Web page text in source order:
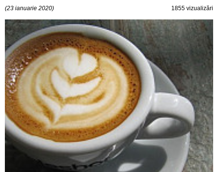
(23 ianuarie 2020) 1855 vizualizări